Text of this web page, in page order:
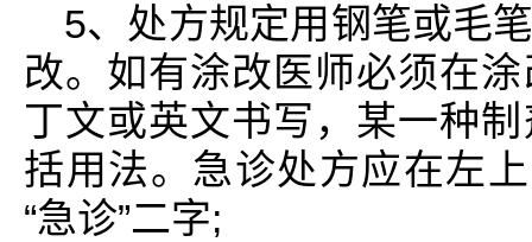
5、处方规定用钢笔或毛
改。如有涂改医师必须在
丁文或英文书写，某一种
括用法。急诊处方应在左
“急诊”二字;